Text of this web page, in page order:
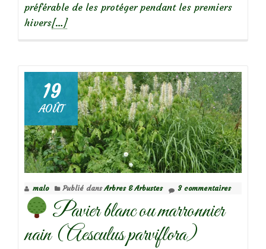
préférable de les protéger pendant les premiers
hiversEn
pinguifolia,
véronique
arbustive
[…]
19
AOÛT
malo Publié dansArbres & Arbustes 3 commentaires
Pavier blanc ou marronnier
nain (Aesculus parviflora)